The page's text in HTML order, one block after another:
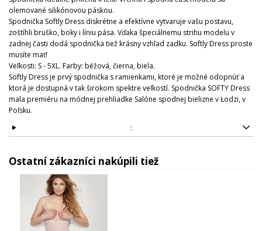
olemované silikónovou páskou.
Spodnička Softly Dress diskrétne a efektívne vytvaruje vašu postavu,
zoštíhli bruško, boky i líniu pása. Vďaka špeciálnemu strihu modelu v
zadnej časti dodá spodnička tiež krásny vzhľad zadku. Softly Dress proste
musíte mať!
Veľkosti: S - 5XL. Farby: béžová, čierna, biela.
Softly Dress je prvý spodnička s ramienkami, ktoré je možné odopnúť a
ktorá je dostupná v tak širokom spektre veľkostí. Spodnička SOFTY Dress
mala premiéru na módnej prehliadke Salóne spodnej bielizne v Łodzi, v
Poľsku.
:
Ostatní zákazníci nakúpili tiež